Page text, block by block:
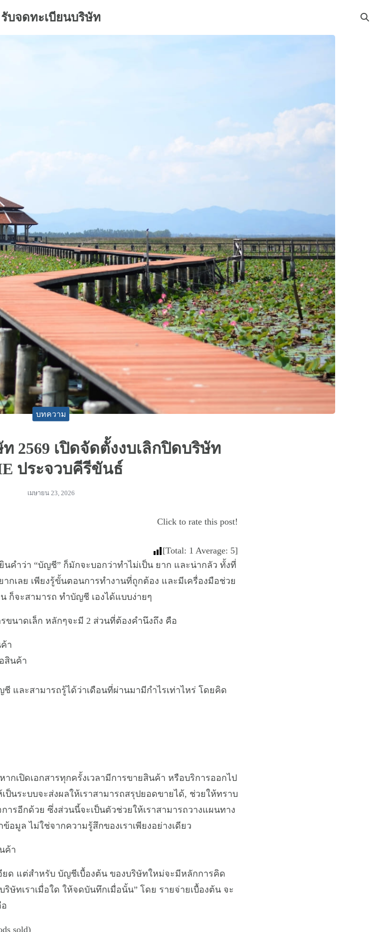
รับจดทะเบียนบริษัท
บทความ
2569 เปิดจัดตั้งงบเลิกปิดบริษัท
ประจวบคีรีขันธ์
เมษายน 23, 2026
Click to rate this post!
[Total: 1 Average: 5]
คำว่า “บัญชี” ก็มักจะบอกว่าทำไม่เป็น ยาก และน่ากลัว ทั้งที่
กเลย เพียงรู้ขั้นตอนการทำงานที่ถูกต้อง และมีเครื่องมือช่วย
ก็จะสามารถ ทำบัญชี เองได้แบบง่ายๆ
ขนาดเล็ก หลักๆจะมี 2 ส่วนที่ต้องคำนึงถึง คือ
า
สินค้า
และสามารถรู้ได้ว่าเดือนที่ผ่านมามีกำไรเท่าไหร่ โดยคิด
ากเปิดเอกสารทุกครั้งเวลามีการขายสินค้า หรือบริการออกไป
เป็นระบบจะส่งผลให้เราสามารถสรุปยอดขายได้, ช่วยให้ทราบ
ารอีกด้วย ซึ่งส่วนนี้จะเป็นตัวช่วยให้เราสามารถวางแผนทาง
อมูล ไม่ใช่จากความรู้สึกของเราเพียงอย่างเดียว
ค้า
ยด แต่สำหรับ บัญชีเบื้องต้น ของบริษัทใหม่จะมีหลักการคิด
ริษัทเราเมื่อใด ให้จดบันทึกเมื่อนั้น” โดย รายจ่ายเบื้องต้น จะ
sold)